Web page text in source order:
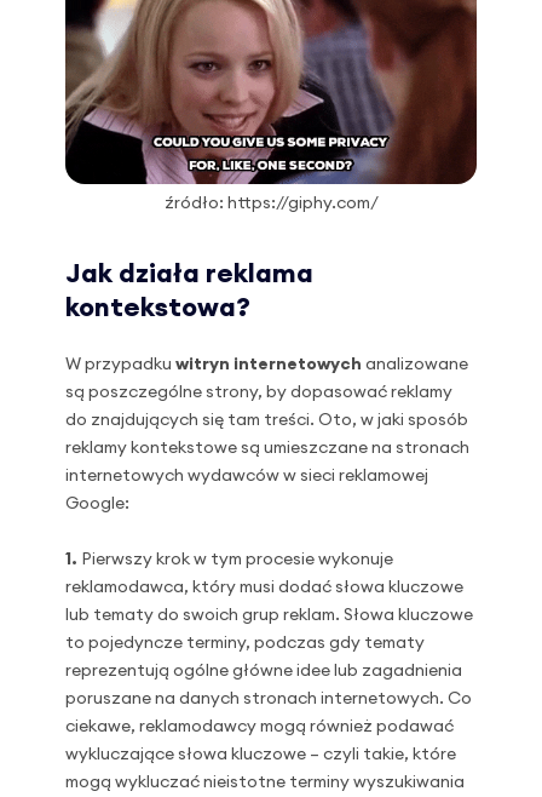
źródło: https://giphy.com/
Jak działa reklama
kontekstowa?
W przypadku witryn internetowych analizowane
są poszczególne strony, by dopasować reklamy
do znajdujących się tam treści. Oto, w jaki sposób
reklamy kontekstowe są umieszczane na stronach
internetowych wydawców w sieci reklamowej
Google:
1. Pierwszy krok w tym procesie wykonuje
reklamodawca, który musi dodać słowa kluczowe
lub tematy do swoich grup reklam. Słowa kluczowe
to pojedyncze terminy, podczas gdy tematy
reprezentują ogólne główne idee lub zagadnienia
poruszane na danych stronach internetowych. Co
ciekawe, reklamodawcy mogą również podawać
wykluczające słowa kluczowe – czyli takie, które
mogą wykluczać nieistotne terminy wyszukiwania